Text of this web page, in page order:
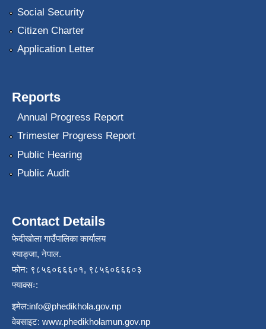
Social Security
Citizen Charter
Application Letter
Reports
Annual Progress Report
Trimester Progress Report
Public Hearing
Public Audit
Contact Details
फेदीखोला गाउँपालिका कार्यालय
स्याङ्जा, नेपाल.
फोन: ९८५६०६६६०१, ९८५६०६६६०३
फ्याक्सः:
इमेल:info@phedikhola.gov.np
वेबसाइट: www.phedikholamun.gov.np